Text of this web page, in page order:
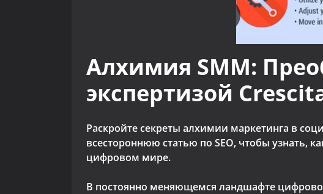
Алхимия SMM:
экспертизой
Раскройте секреты алхимии маркетинга в
всестороннюю статью по SEO, чтобы узнать,
цифровом мире.
В постоянно меняющемся ландшафте